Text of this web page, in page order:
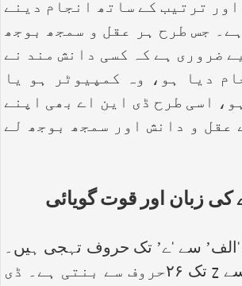
ترتیب کے ساتھ انجام دینے
جس طرح ہر عقل و سمجھ بوجھ
ضروری ہے کہ کسی دانش مند نے
دیا ہو، وہ کمپیوٹر ہو یا
اسی طرح ڈی این اے بھی اپنے
عقل و دانش اور سمجھ بوجھ لے
کی زبان اور قوت گویائی
‘الف’ سے ‘ے’ تک حروف تہجی ہیں۔
Z
تک ۲۶حروف سے بنتی ہے۔ ڈی